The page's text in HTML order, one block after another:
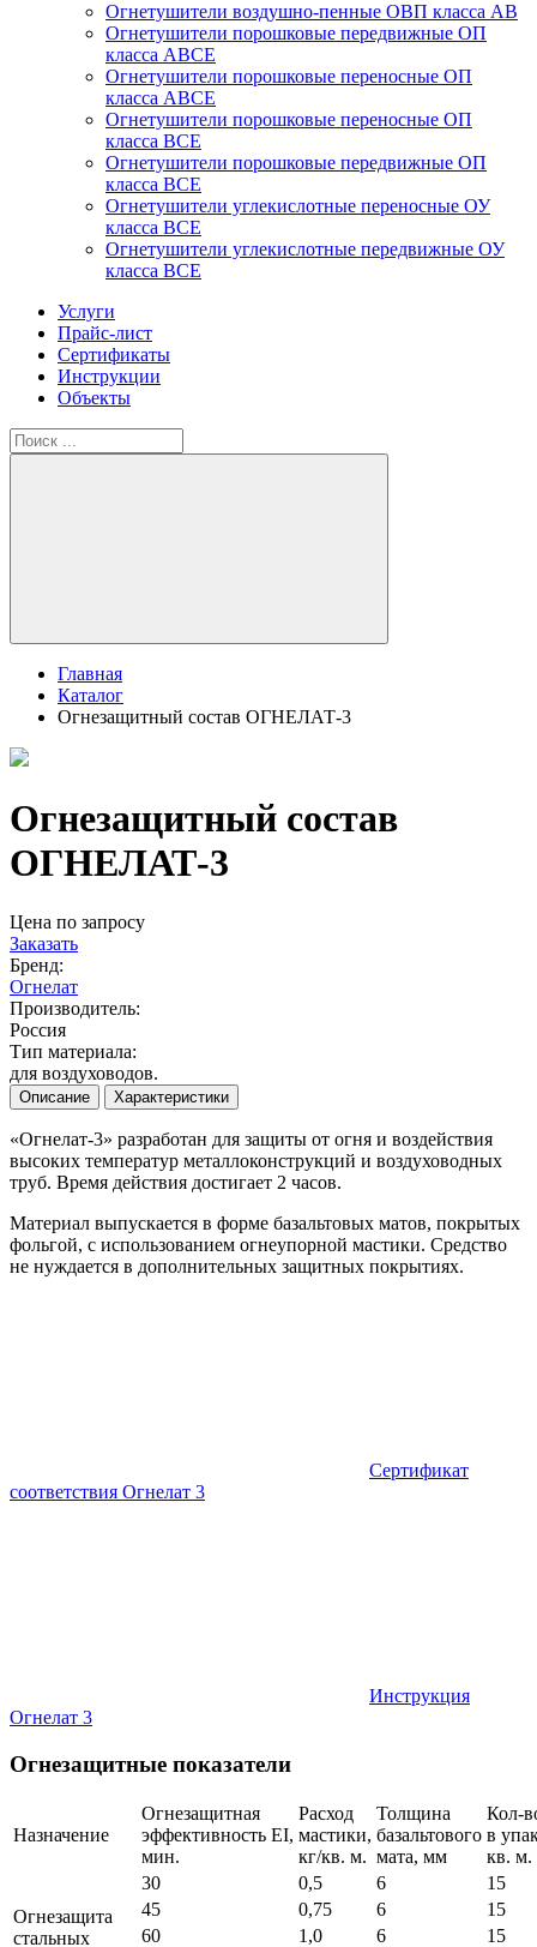
Огнетушители воздушно-пенные ОВП класса АВ
Огнетушители порошковые передвижные ОП
класса АВСЕ
Огнетушители порошковые переносные ОП
класса АВСЕ
Огнетушители порошковые переносные ОП
класса ВСЕ
Огнетушители порошковые передвижные ОП
класса ВСЕ
Огнетушители углекислотные переносные ОУ
класса ВСЕ
Огнетушители углекислотные передвижные ОУ
класса ВСЕ
Услуги
Прайс-лист
Сертификаты
Инструкции
Объекты
Главная
Каталог
Огнезащитный состав ОГНЕЛАТ-3
Огнезащитный состав
ОГНЕЛАТ-3
Цена по запросу
Заказать
Бренд:
Огнелат
Производитель:
Россия
Тип материала:
для воздуховодов.
Описание Характеристики
«Огнелат-3» разработан для защиты от огня и воздействия
высоких температур металлоконструкций и воздуховодных
труб. Время действия достигает 2 часов.
Материал выпускается в форме базальтовых матов, покрытых
фольгой, с использованием огнеупорной мастики. Средство
не нуждается в дополнительных защитных покрытиях.
Сертификат
соответствия Огнелат 3
Инструкция
Огнелат 3
Огнезащитные показатели
Назначение
Огнезащитная
эффективность EI,
мин.
Расход
мастики,
кг/кв. м.
Толщина
базальтового
мата, мм
Кол-
в
кв. м.
Огнезащита
стальных
30 0,5 6
15
45
0,75 6
15
60
1,0 6 15